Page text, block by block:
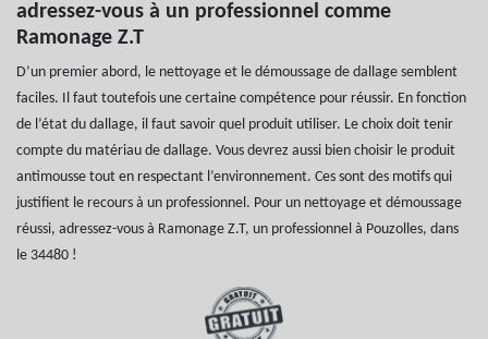
adressez-vous à un professionnel comme
Ramonage Z.T
D’un premier abord, le nettoyage et le démoussage de dallage semblent
faciles. Il faut toutefois une certaine compétence pour réussir. En fonction
de l’état du dallage, il faut savoir quel produit utiliser. Le choix doit tenir
compte du matériau de dallage. Vous devrez aussi bien choisir le produit
antimousse tout en respectant l’environnement. Ces sont des motifs qui
justifient le recours à un professionnel. Pour un nettoyage et démoussage
réussi, adressez-vous à Ramonage Z.T, un professionnel à Pouzolles, dans
le 34480 !